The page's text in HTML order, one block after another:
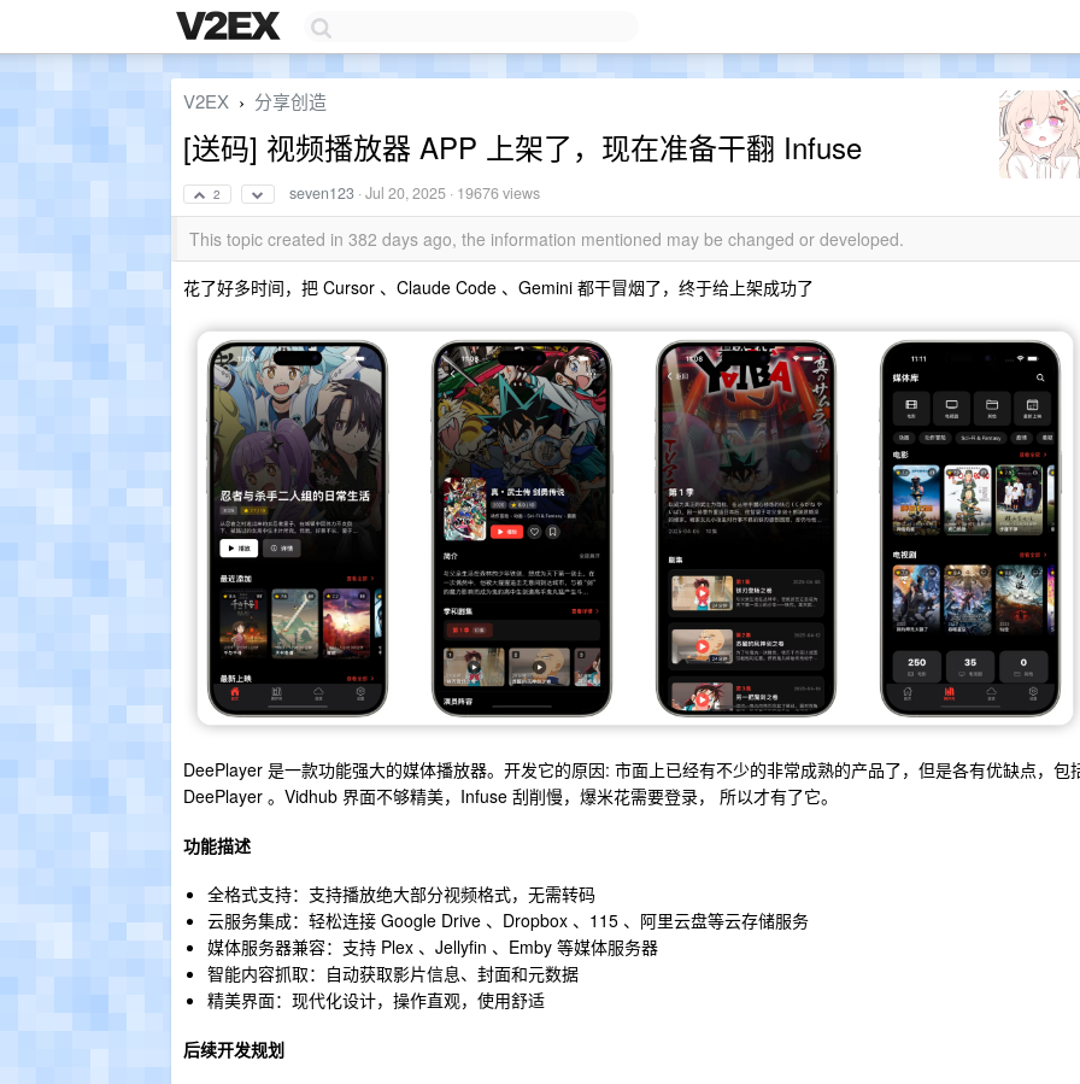
V2EX › 分享创造
[送码] 视频播放器 APP 上架了，现在准备干翻 Infuse
2 seven123 ·Jul 20, 2025 · 19676 views
This topic created in 382 days ago, the information mentioned may be changed or developed.
花了好多时间，把 Cursor 、Claude Code 、Gemini 都干冒烟了，终于给上架成功了
DeePlayer 是一款功能强大的媒体播放器。开发它的原因: 市面上已经有不少的非常成熟的产品了，但是各有优缺点，包
DeePlayer 。Vidhub 界面不够精美，Infuse 刮削慢，爆米花需要登录， 所以才有了它。
功能描述
全格式支持：支持播放绝大部分视频格式，无需转码
云服务集成：轻松连接 Google Drive 、Dropbox 、115 、阿里云盘等云存储服务
媒体服务器兼容：支持 Plex 、Jellyfin 、Emby 等媒体服务器
智能内容抓取：自动获取影片信息、封面和元数据
精美界面：现代化设计，操作直观，使用舒适
后续开发规划